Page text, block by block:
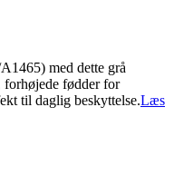
med dette grå
forhøjede fødder for
til daglig beskyttelse.Læs